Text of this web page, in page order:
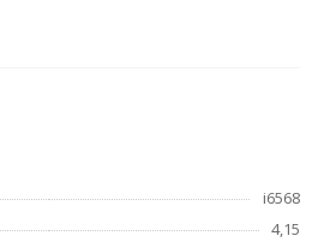
i6568
4,15